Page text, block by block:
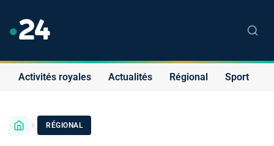
Activités royales Actualités Régional Sport
RÉGIONAL